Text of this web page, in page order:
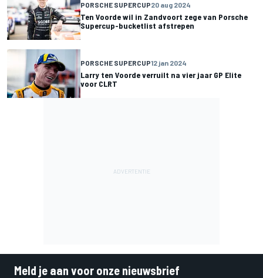
PORSCHE SUPERCUP20 aug 2024
Ten Voorde wil in Zandvoort zege van Porsche
Supercup-bucketlist afstrepen
PORSCHE SUPERCUP12 jan 2024
Larry ten Voorde verruilt na vier jaar GP Elite
voor CLRT
Meld je aan voor onze nieuwsbrief